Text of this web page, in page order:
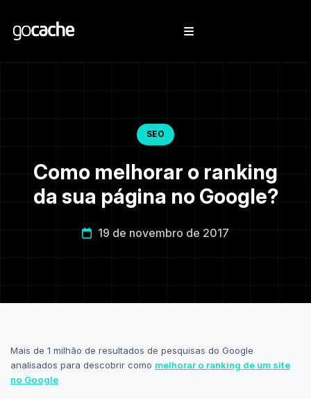
SEO
Como melhorar o ranking
da sua página no Google?
19 de novembro de 2017
Mais de 1 milhão de resultados de pesquisas do Google
analisados para descobrir como melhorar o ranking de um site
no Google